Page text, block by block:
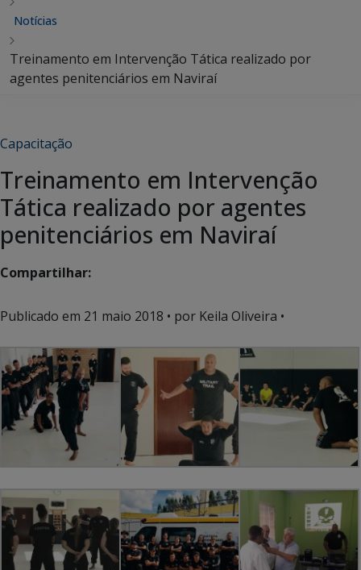
Notícias
Treinamento em Intervenção Tática realizado por
agentes penitenciários em Naviraí
Capacitação
Treinamento em Intervenção
Tática realizado por agentes
penitenciários em Naviraí
Compartilhar:
Publicado em 21 maio 2018 • por Keila Oliveira •